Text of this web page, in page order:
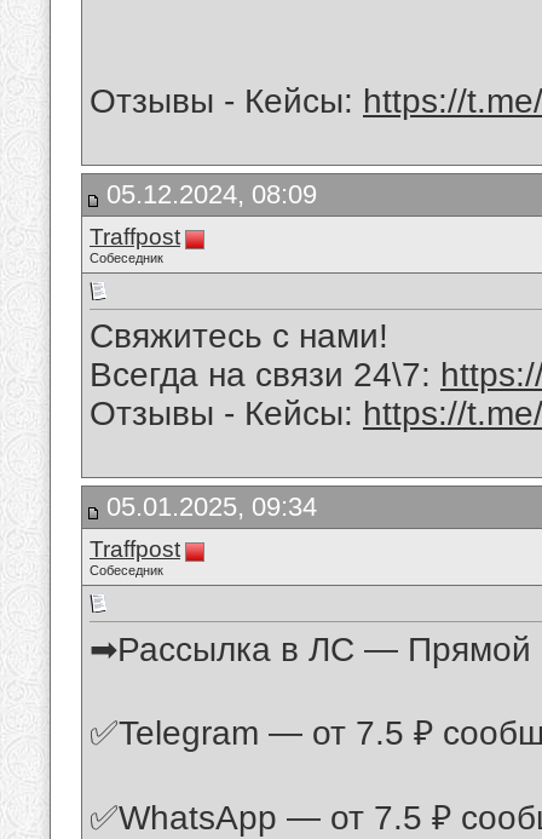
Отзывы - Кейсы: https://
05.12.2024, 08:09
Traffpost
Собеседник
Свяжитесь с нами!
Всегда на связи 24\7:
Отзывы - Кейсы: https://
05.01.2025, 09:34
Traffpost
Собеседник
➡Рассылка в ЛС — Прямой
✅Telegram — от 7.5 ₽
✅WhatsApp — от 7.5 ₽